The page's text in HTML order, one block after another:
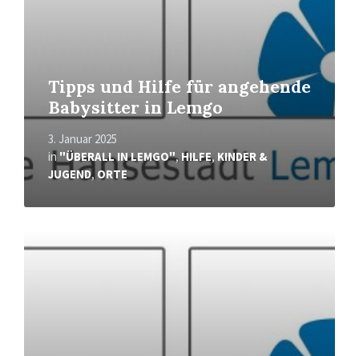
Tipps und Hilfe für angehende
Babysitter in Lemgo
3. Januar 2025
in "ÜBERALL IN LEMGO",HILFE, KINDER &
JUGEND, ORTE
erfahren